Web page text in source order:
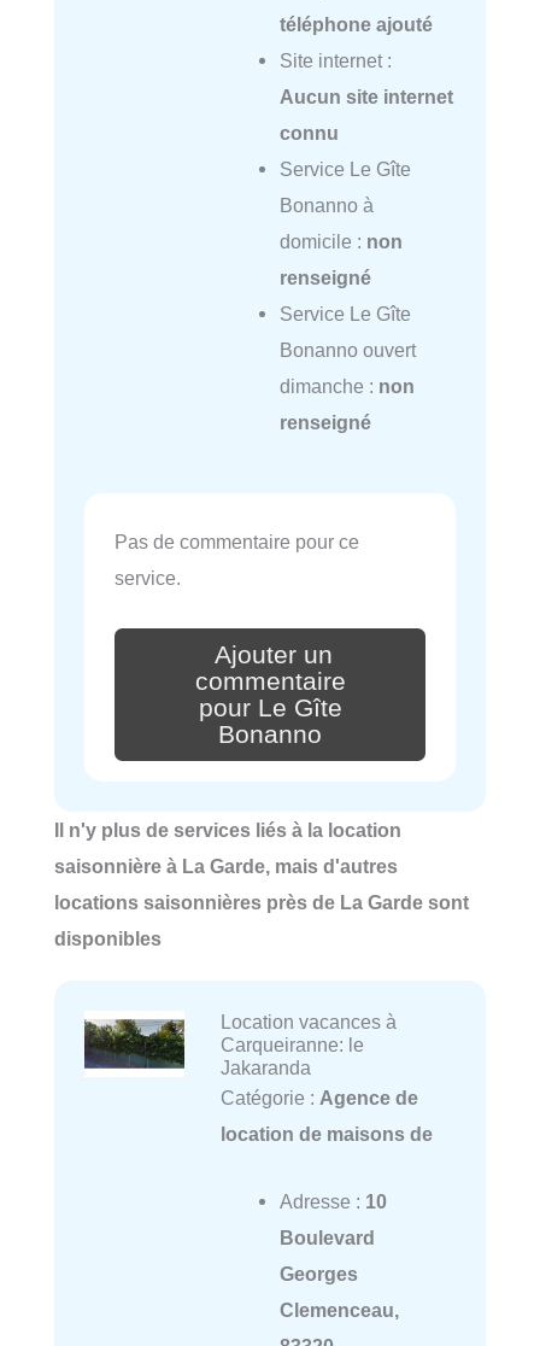
téléphone ajouté
Site internet :
Aucun site internet
connu
Service Le Gîte
Bonanno à
domicile : non
renseigné
Service Le Gîte
Bonanno ouvert
dimanche : non
renseigné
Pas de commentaire pour ce
service.
Ajouter un
commentaire
pour Le Gîte
Bonanno
Il n'y plus de services liés à la location
saisonnière à La Garde, mais d'autres
locations saisonnières près de La Garde sont
disponibles
Location vacances à
Carqueiranne: le
Jakaranda
Catégorie : Agence de
location de maisons de
Adresse : 10
Boulevard
Georges
Clemenceau,